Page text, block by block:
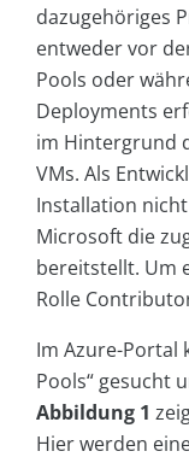
dazugehöriges
entweder vor
Pools oder
Deployments
im Hintergrund
VMs. Als
Installation
Microsoft die
bereitstellt. Um
Rolle
Im Azure-Portal
Pools“ gesucht
Abbildung 1
Hier werden